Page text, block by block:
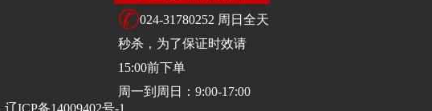
024-31780252 周日全天
秒杀，为了保证时效请
15:00前下单
周一到周日：9:00-17:00
辽ICP备14009402号-1